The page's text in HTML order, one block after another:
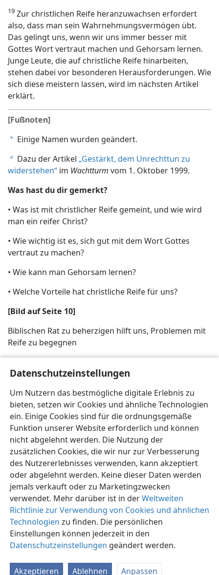
Datenschutzeinstellungen
Um Nutzern das bestmögliche digitale Erlebnis zu
bieten, setzen wir Cookies und ähnliche Technologien
ein. Einige Cookies sind für die ordnungsgemäße
Funktion unserer Website erforderlich und können
nicht abgelehnt werden. Die Nutzung der
zusätzlichen Cookies, die wir nur zur Verbesserung
des Nutzererlebnisses verwenden, kann akzeptiert
oder abgelehnt werden. Keine dieser Daten werden
jemals verkauft oder zu Marketingzwecken
verwendet. Mehr darüber ist in derWeltweiten
Richtlinie zur Verwendung von Cookies und ähnlichen
Technologien zu finden. Die persönlichen
Einstellungen können jederzeit in den
Datenschutzeinstellungen geändert werden.
Akzeptieren Ablehnen Anpassen
19 Zur christlichen Reife heranzuwachsen erfordert
also, dass man sein Wahrnehmungsvermögen übt.
Das gelingt uns, wenn wir uns immer besser mit
Gottes Wort vertraut machen und Gehorsam lernen.
Junge Leute, die auf christliche Reife hinarbeiten,
stehen dabei vor besonderen Herausforderungen. Wie
sich diese meistern lassen, wird im nächsten Artikel
erklärt.
[Fußnoten]
a Einige Namen wurden geändert.
b Dazu der Artikel „Gestärkt, dem Unrechttun zu
widerstehen“ im Wachtturm vom 1. Oktober 1999.
Was hast du dir gemerkt?
• Was ist mit christlicher Reife gemeint, und wie wird
man ein reifer Christ?
• Wie wichtig ist es, sich gut mit dem Wort Gottes
vertraut zu machen?
• Wie kann man Gehorsam lernen?
• Welche Vorteile hat christliche Reife für uns?
[Bild auf Seite 10]
Biblischen Rat zu beherzigen hilft uns, Problemen mit
Reife zu begegnen
Auf Jesu Warnung zu hören rettete den ersten
Christen das Leben
Deutsch Teilen Einstellungen
Copyright© 2026 Watch Tower Bible and Tract Society of Pennsylvania
Nutzungsbedingungen
Datenschutzerklärung
Datenschutzeinstellungen
JW.ORG Anmelden